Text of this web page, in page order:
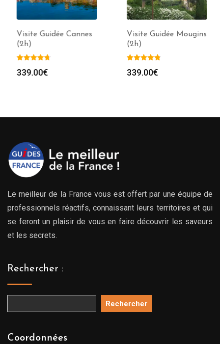
Visite Guidée Cannes
(2h)
339.00€
Visite Guidée Mougins
(2h)
339.00€
Le meilleur de la France vous est offert par une équipe de
professionnels réactifs, connaissant leurs territoires et qui
se feront un plaisir de vous en faire découvrir les saveurs
et les secrets.
Rechercher :
Rechercher
Coordonnées